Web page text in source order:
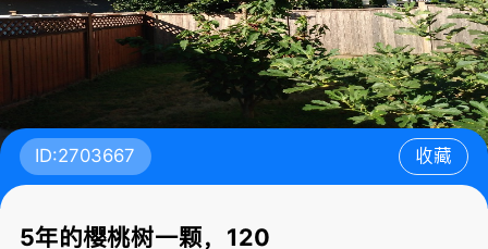
ID:2703667 收藏
5年的樱桃树一颗，120